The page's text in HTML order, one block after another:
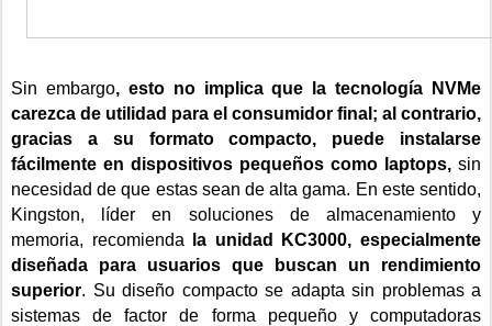
Sin embargo, esto no implica que la tecnología NVMe
carezca de utilidad para el consumidor final; al contrario,
gracias a su formato compacto, puede instalarse
fácilmente en dispositivos pequeños como laptops, sin
necesidad de que estas sean de alta gama. En este sentido,
Kingston, líder en soluciones de almacenamiento y
memoria, recomienda
la unidad KC3000, especialmente
diseñada para usuarios que buscan un rendimiento
superior. Su diseño compacto se adapta sin problemas a
sistemas de factor de forma pequeño y computadoras